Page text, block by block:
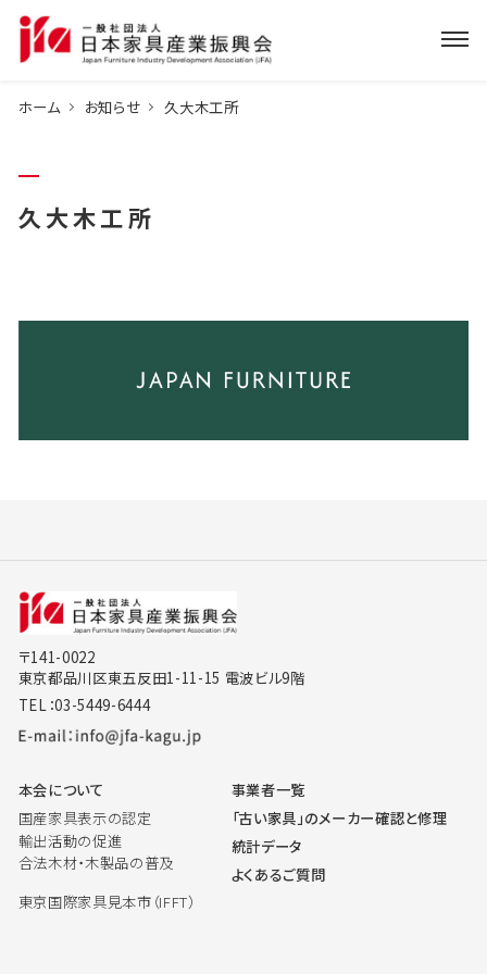
ホーム お知らせ 久大木工所
久大木工所
〒141-0022
東京都品川区東五反田1-11-15 電波ビル9階
TEL：03-5449-6444
本会について
国産家具表示の認定
輸出活動の促進
合法木材・木製品の普及
東京国際家具見本市（IFFT）
事業者一覧
「古い家具」のメーカー確認と修理
統計データ
よくあるご質問